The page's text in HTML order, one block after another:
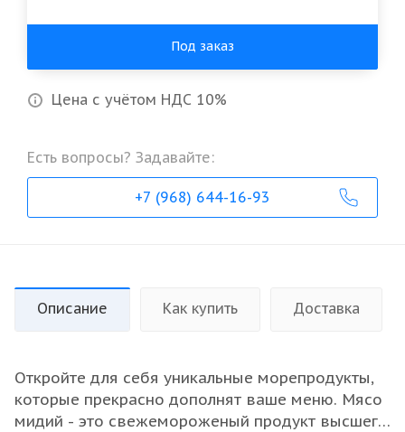
Под заказ
Цена с учётом НДС 10%
Есть вопросы? Задавайте:
+7 (968) 644-16-93
Описание Как купить Доставка
Откройте для себя уникальные морепродукты,
которые прекрасно дополнят ваше меню. Мясо
мидий - это свежемороженый продукт высшего